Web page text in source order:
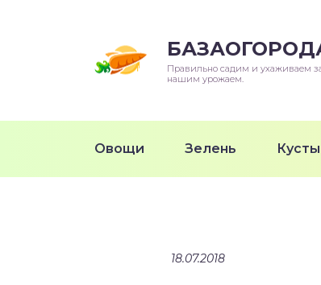
Правильно садим и ухаживаем
нашим урожаем.
Овощи Зелень
18.07.2018